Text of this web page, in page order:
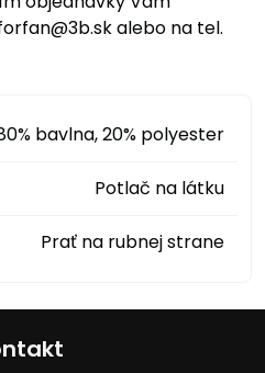
alebo na tel.
bavlna, 20% polyester
Potlač na látku
Prať na rubnej strane